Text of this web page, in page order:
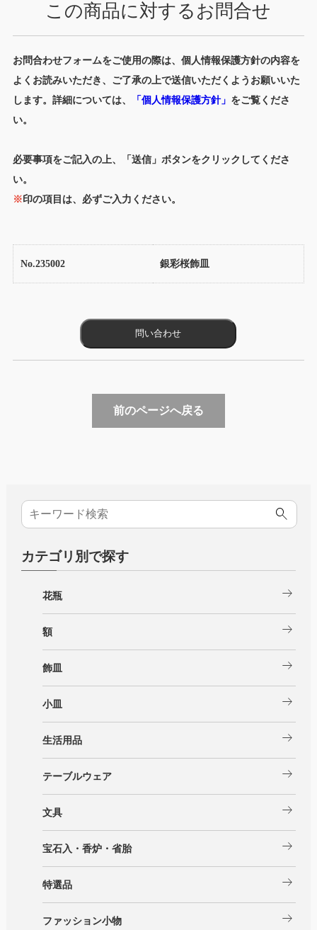
この商品に対するお問合せ
お問合わせフォームをご使用の際は、個人情報保護方針の内容を
よくお読みいただき、ご了承の上で送信いただくようお願いいた
します。詳細については、
「個人情報保護方針」 をご覧くださ
い。
必要事項をご記入の上、「送信」ボタンをクリックしてくださ
い。
※印の項目は、必ずご入力ください。
No.235002 銀彩桜飾皿
前のページへ戻る
カテゴリ別で探す
花瓶 arrow_right_alt
額 arrow_right_alt
飾皿 arrow_right_alt
小皿 arrow_right_alt
生活用品 arrow_right_alt
テーブルウェア arrow_right_alt
文具 arrow_right_alt
宝石入・香炉・省胎 arrow_right_alt
特選品 arrow_right_alt
ファッション小物 arrow_right_alt